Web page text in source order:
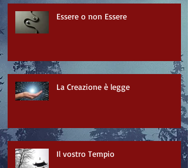
Essere o non Essere
La Creazione è legge
Il vostro Tempio